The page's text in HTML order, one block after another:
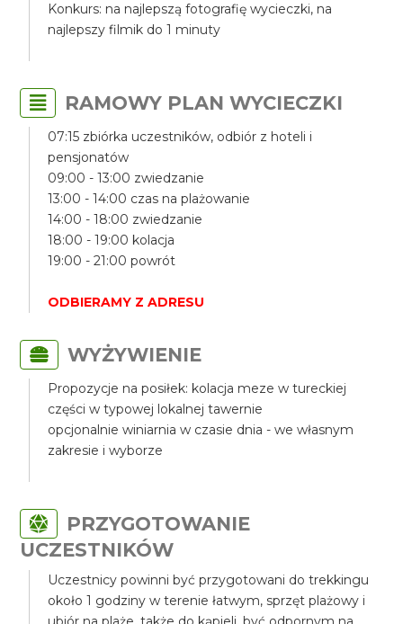
Konkurs: na najlepszą fotografię wycieczki, na
najlepszy filmik do 1 minuty
RAMOWY PLAN WYCIECZKI
07:15 zbiórka uczestników, odbiór z hoteli i
pensjonatów
09:00 - 13:00 zwiedzanie
13:00 - 14:00 czas na plażowanie
14:00 - 18:00 zwiedzanie
18:00 - 19:00 kolacja
19:00 - 21:00 powrót
ODBIERAMY Z ADRESU
WYŻYWIENIE
Propozycje na posiłek: kolacja meze w tureckiej
części w typowej lokalnej tawernie
opcjonalnie winiarnia w czasie dnia - we własnym
zakresie i wyborze
PRZYGOTOWANIE
UCZESTNIKÓW
Uczestnicy powinni być przygotowani do trekkingu
około 1 godziny w terenie łatwym, sprzęt plażowy i